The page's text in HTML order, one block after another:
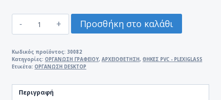
ΣΥΡΜΑΤΙΝΗ
ποσότητα
Προσθήκη στο καλάθι
Κωδικός προϊόντος: 30082
Κατηγορίες: ΟΡΓΑΝΩΣΗ ΓΡΑΦΕΙΟΥ, ΑΡΧΕΙΟΘΕΤΗΣΗ, ΘΗΚΕΣ PVC - PLEXIGLASS
Ετικέτα: ΟΡΓΑΝΩΣΗ DESKTOP
Περιγραφή